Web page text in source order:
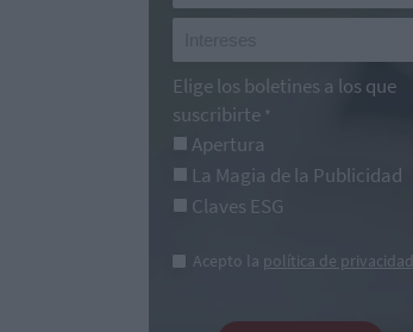
Elige los boletines a los que
suscribirte *
Apertura
La Magia de la Publicidad
Claves ESG
Acepto la política de privacidad